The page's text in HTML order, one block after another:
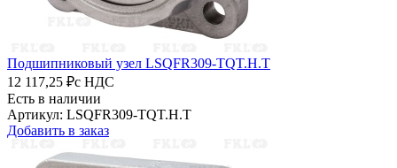
Подшипниковый узел LSQFR309-TQT.H.T
12 117,25 ₽с НДС
Есть в наличии
Артикул: LSQFR309-TQT.H.T
Добавить в заказ